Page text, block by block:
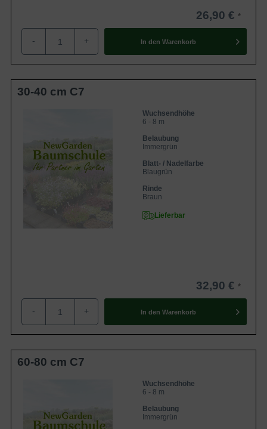
26,90 €
- + In den Warenkorb
30-40 cm C7
Wuchsendhöhe
6 - 8 m
Belaubung
Immergrün
Blatt- / Nadelfarbe
Blaugrün
Rinde
Braun
Lieferbar
32,90 €
- + In den Warenkorb
60-80 cm C7
Wuchsendhöhe
6 - 8 m
Belaubung
Immergrün